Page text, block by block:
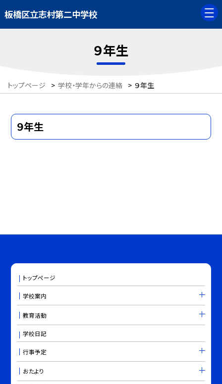
板橋区立志村第二中学校
９年生
トップページ > 学校・学年からの連絡 > ９年生
９年生
トップページ
学校案内
教育活動
学校日記
行事予定
おたより